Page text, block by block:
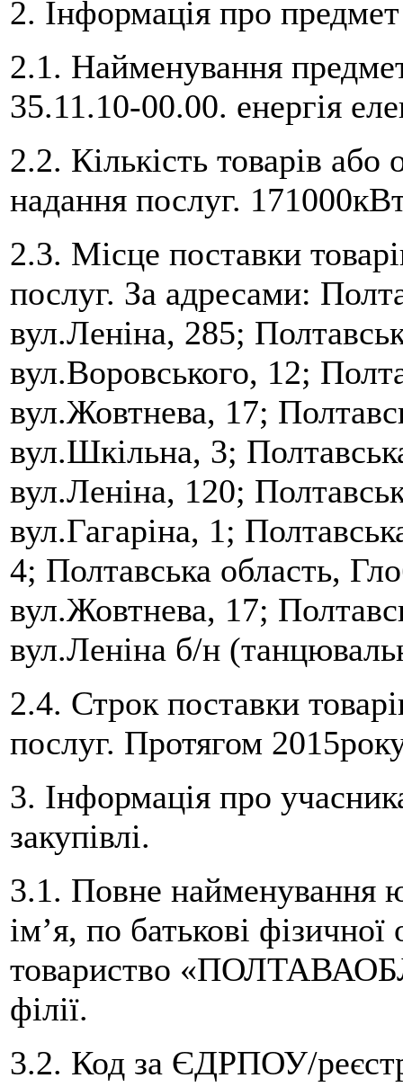
2. Інформація про предмет
2.1. Найменування
35.11.10-00.00. енергія
2.2. Кількість товарів
надання послуг.
2.3. Місце поставки
послуг. За адресами:
вул.Леніна, 285;
вул.Воровського, 12;
вул.Жовтнева, 17;
вул.Шкільна, 3;
вул.Леніна, 120;
вул.Гагаріна, 1;
4; Полтавська область,
вул.Жовтнева, 17;
вул.Леніна б/н
2.4. Строк поставки
послуг. Протягом
3. Інформація про
закупівлі.
3.1. Повне найменування
ім’я, по батькові
товариство
філії.
3.2. Код за ЄДРПОУ/